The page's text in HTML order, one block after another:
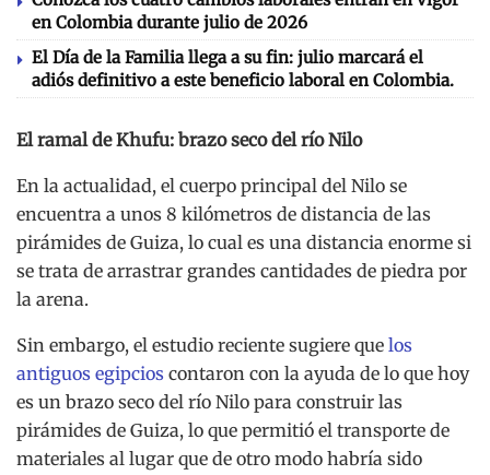
en Colombia durante julio de 2026
El Día de la Familia llega a su fin: julio marcará el
adiós definitivo a este beneficio laboral en Colombia.
El ramal de Khufu: brazo seco del río Nilo
En la actualidad, el cuerpo principal del Nilo se
encuentra a unos 8 kilómetros de distancia de las
pirámides de Guiza, lo cual es una distancia enorme si
se trata de arrastrar grandes cantidades de piedra por
la arena.
Sin embargo, el estudio reciente sugiere que los
antiguos egipcios contaron con la ayuda de lo que hoy
es un brazo seco del río Nilo para construir las
pirámides de Guiza, lo que permitió el transporte de
materiales al lugar que de otro modo habría sido